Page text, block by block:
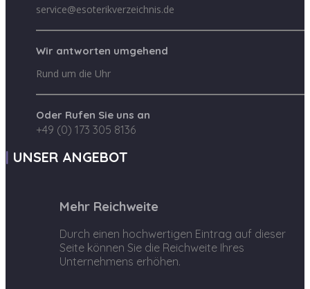
service@esoterikverzeichnis.de
Wir antworten umgehend
Rund um die Uhr
Oder Rufen Sie uns an
+49 (0) 173 305 8136
UNSER ANGEBOT
Mehr Reichweite
Durch einen hochwertigen Eintrag auf dieser
Seite können Sie die Reichweite Ihres
Unternehmens erhöhen.